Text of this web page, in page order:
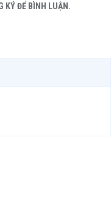
KÝ ĐỂ BÌNH LUẬN.